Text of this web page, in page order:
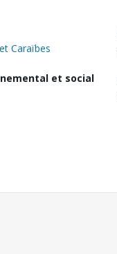
Caraïbes
et social